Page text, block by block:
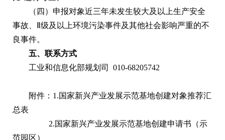
（四）申报对象近三年未发生较大及以上生产安全
事故、Ⅱ级及以上环境污染事件及其他社会影响严重的不
良事件。
五、联系方式
工业和信息化部规划司 010-68205742
附件：1.国家新兴产业发展示范基地创建对象推荐汇
总表
2.国家新兴产业发展示范基地创建申请书（示
范园区）